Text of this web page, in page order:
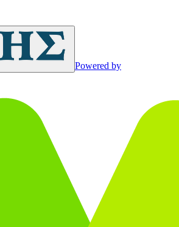
Powered by